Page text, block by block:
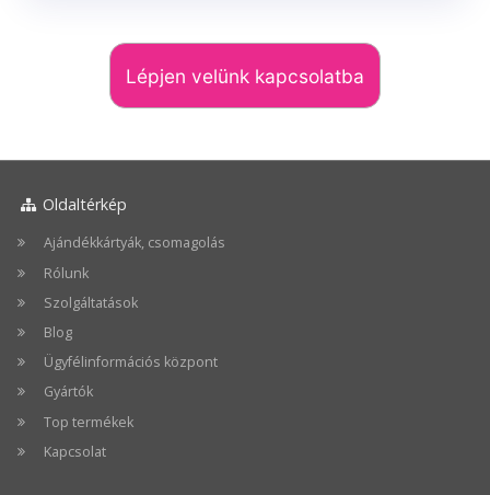
Lépjen velünk kapcsolatba
Oldaltérkép
Ajándékkártyák, csomagolás
Rólunk
Szolgáltatások
Blog
Ügyfélinformációs központ
Gyártók
Top termékek
Kapcsolat